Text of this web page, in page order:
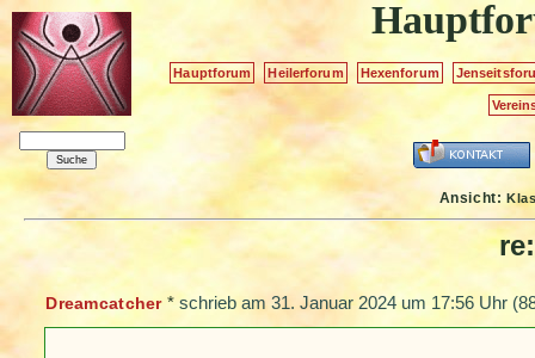
Hauptforum Heilerforum Hexenforum
Ansicht:
Dreamcatcher* schrieb am 31. Januar 2024 um 17:56 Uhr